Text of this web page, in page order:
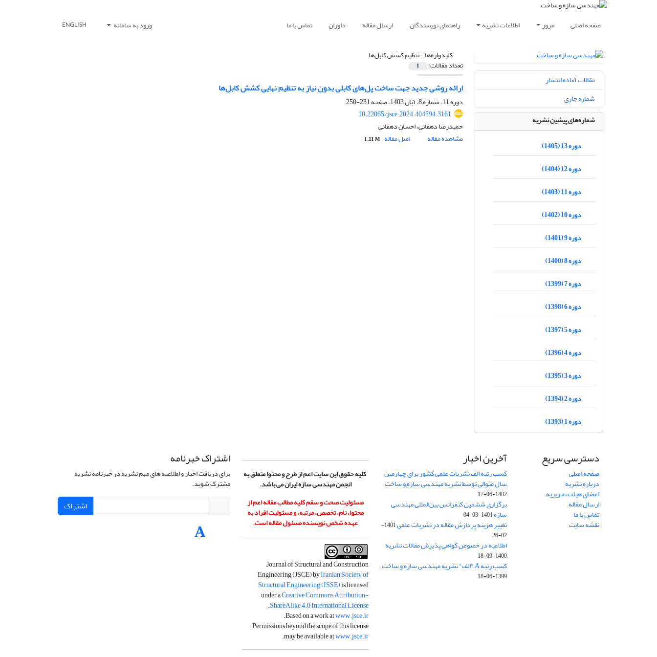
صفحه اصلی مرور اطلاعات نشریه راهنمای نویسندگان ارسال مقاله داوران تماس با ما ورود به سامانه ENGLISH
کلیدواژه‌ها =تنظیم کشش کابل‌ها
تعداد مقالات: 1
ارائه روشی جدید جهت ساخت پل‌های کابلی بدون نیاز به تنظیم نهایی کشش کابل‌ها
دوره 11، شماره 8، آبان 1403، صفحه
231-250
10.22065/jsce.2024.404594.3161
حمیدرضا دهقانی، احسان دهقانی
مشاهده مقاله
اصل مقاله 1.11 M
مقالات آماده انتشار
شماره جاری
شماره‌های پیشین نشریه
دوره 13 (1405)
دوره 12 (1404)
دوره 11 (1403)
دوره 10 (1402)
دوره 9 (1401)
دوره 8 (1400)
دوره 7 (1399)
دوره 6 (1398)
دوره 5 (1397)
دوره 4 (1396)
دوره 3 (1395)
دوره 2 (1394)
دوره 1 (1393)
دسترسی سریع
صفحه اصلی
درباره نشریه
اعضای هیات تحریریه
ارسال مقاله
تماس با ما
نقشه سایت
آخرین اخبار
کسب رتبه الف نشریات علمی کشور برای چهارمین
سال متوالی توسط نشریه مهندسی سازه و ساخت
1402-06-17
برگزاری ششمین کنفرانس بین‌المللی مهندسی
سازه1401-03-04
تغییر هزینه پردازش مقاله در نشریات علمی
1401-
02-26
اطلاعیه در خصوص گواهی پذیرش مقالات نشریه
1400-09-18
کسب رتبه A "الف" نشریه مهندسی سازه و ساخت
1399-06-18
کلیه حقوق این سایت اعم از طرح و محتوا متعلق به
انجمن مهندسی سازه ایران می باشد.
مسئولیت صحت و سقم کلیه مطالب مقاله اعم از
محتوا، نام، تخصص، مرتبه، و مسئولیت افراد به
عهده شخص نویسنده مسئول مقاله است.
Journal of Structural and Construction
Engineering (JSCE) byIranian Society of
Structural Engineering (ISSE)is licensed
under aCreative Commons Attribution-
ShareAlike 4.0 International License
.
Based on a work atwww.jsce.ir
.
Permissions beyond the scope of this license
may be available atwww.jsce.ir
.
اشتراک خبرنامه
برای دریافت اخبار و اطلاعیه های مهم نشریه در خبرنامه نشریه
مشترک شوید.
اشتراک